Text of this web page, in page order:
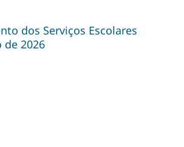
dos Serviços Escolares
de 2026